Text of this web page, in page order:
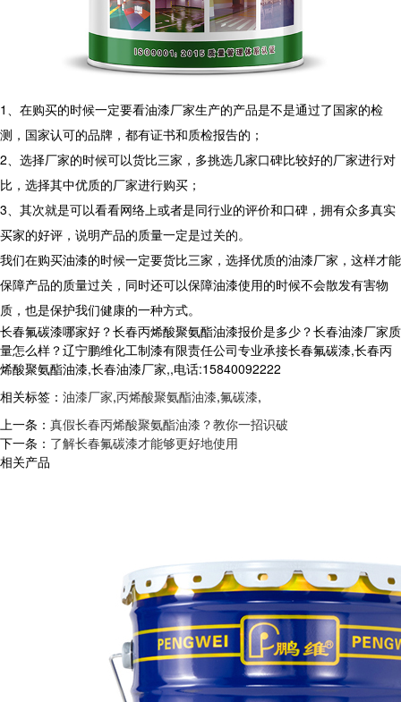
1、在购买的时候一定要看油漆厂家生产的产品是不是通过了国家的检
测，国家认可的品牌，都有证书和质检报告的；
2、选择厂家的时候可以货比三家，多挑选几家口碑比较好的厂家进行对
比，选择其中优质的厂家进行购买；
3、其次就是可以看看网络上或者是同行业的评价和口碑，拥有众多真实
买家的好评，说明产品的质量一定是过关的。
我们在购买油漆的时候一定要货比三家，选择优质的油漆厂家，这样才能
保障产品的质量过关，同时还可以保障油漆使用的时候不会散发有害物
质，也是保护我们健康的一种方式。
长春氟碳漆哪家好？长春丙烯酸聚氨酯油漆报价是多少？长春油漆厂家质
量怎么样？辽宁鹏维化工制漆有限责任公司专业承接长春氟碳漆,长春丙
烯酸聚氨酯油漆,长春油漆厂家,,电话:15840092222
相关标签： 油漆厂家,丙烯酸聚氨酯油漆,氟碳漆,
上一条： 真假长春丙烯酸聚氨酯油漆？教你一招识破
下一条： 了解长春氟碳漆才能够更好地使用
相关产品